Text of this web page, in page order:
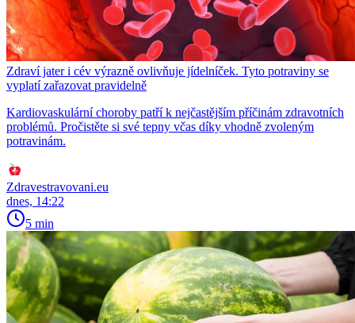
Zdraví jater i cév výrazně ovlivňuje jídelníček. Tyto potraviny se
vyplatí zařazovat pravidelně
Kardiovaskulární choroby patří k nejčastějším příčinám zdravotních
problémů. Pročistěte si své tepny včas díky vhodně zvoleným
potravinám.
Zdravestravovani.eu
dnes, 14:22
5 min